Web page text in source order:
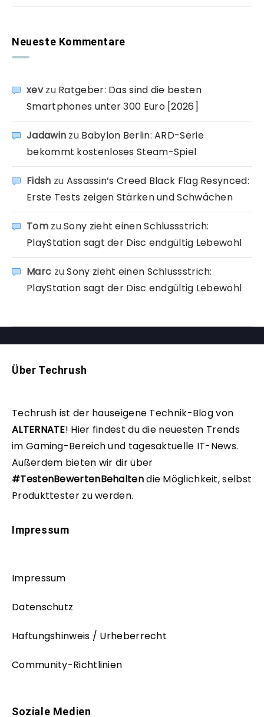
Neueste Kommentare
xevzu Ratgeber: Das sind die besten
Smartphones unter 300 Euro [2026]
Jadawin zu Babylon Berlin: ARD-Serie
bekommt kostenloses Steam-Spiel
Fidsh zu Assassin’s Creed Black Flag Resynced:
Erste Tests zeigen Stärken und Schwächen
TomzuSony zieht einen Schlussstrich:
PlayStation sagt der Disc endgültig Lebewohl
Marc zuSony zieht einen Schlussstrich:
PlayStation sagt der Disc endgültig Lebewohl
Über Techrush
Techrush ist der hauseigene Technik-Blog von
ALTERNATE! Hier findest du die neuesten Trends
im Gaming-Bereich und tagesaktuelle IT-News.
Außerdem bieten wir dir über
#TestenBewertenBehaltendie Möglichkeit, selbst
Produkttester zu werden.
Impressum
Impressum
Datenschutz
Haftungshinweis / Urheberrecht
Community-Richtlinien
Soziale Medien